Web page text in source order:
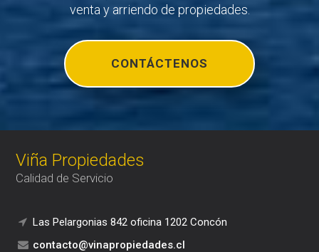
venta y arriendo de propiedades.
CONTÁCTENOS
Viña Propiedades
Calidad de Servicio
Las Pelargonias 842 oficina 1202 Concón
contacto@vinapropiedades.cl